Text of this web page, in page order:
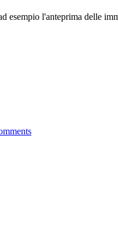
l'anteprima delle